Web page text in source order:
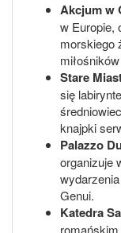
Akcjum w
w Europie,
morskiego
Stare
się
knajpki
Palazzo
organizuje
Genui.
Katedra